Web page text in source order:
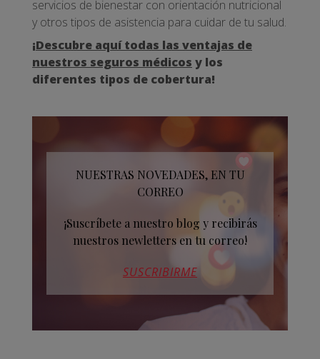
servicios de bienestar con orientación nutricional
y otros tipos de asistencia para cuidar de tu salud.
¡Descubre aquí todas las ventajas de
nuestros seguros médicos y los
diferentes tipos de cobertura!
NUESTRAS NOVEDADES, EN TU
CORREO
¡Suscríbete a nuestro blog y recibirás
nuestros newletters en tu correo!
SUSCRIBIRME